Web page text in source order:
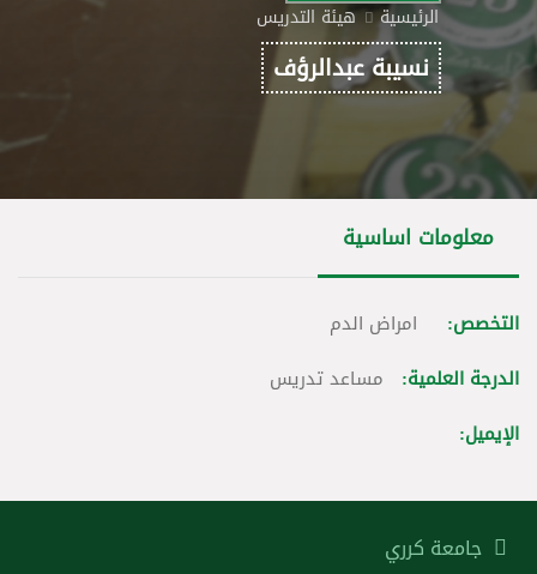
الرئيسية هيئة التدريس
نسيبة عبدالرؤف
معلومات اساسية
التخصص:
امراض الدم
الدرجة العلمية: مساعد تدريس
الإيميل:
جامعة كرري